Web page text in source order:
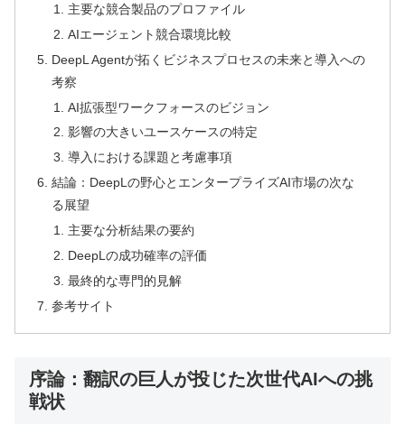
主要な競合製品のプロファイル
AIエージェント競合環境比較
DeepL Agentが拓くビジネスプロセスの未来と導入への
考察
AI拡張型ワークフォースのビジョン
影響の大きいユースケースの特定
導入における課題と考慮事項
結論：DeepLの野心とエンタープライズAI市場の次な
る展望
主要な分析結果の要約
DeepLの成功確率の評価
最終的な専門的見解
参考サイト
序論：翻訳の巨人が投じた次世代AIへの挑
戦状